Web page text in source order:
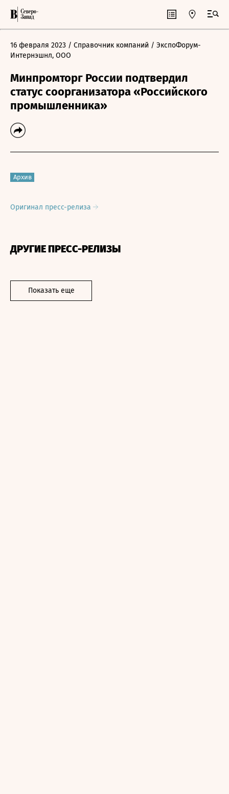
16 февраля 2023 / Справочник компаний / ЭкспоФорум-
Интернэшнл, ООО
Минпромторг России подтвердил
статус соорганизатора «Российского
промышленника»
Архив
Оригинал пресс-релиза
ДРУГИЕ ПРЕСС-РЕЛИЗЫ
Показать еще